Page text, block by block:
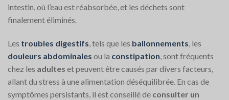
intestin, où l’eau est réabsorbée, et les déchets sont
finalement éliminés.
Les troubles digestifs, tels que les ballonnements, les
douleurs abdominales ou la constipation, sont fréquents
chez les adultes et peuvent être causés par divers facteurs,
allant du stress à une alimentation déséquilibrée. En cas de
symptômes persistants, il est conseillé de consulter un